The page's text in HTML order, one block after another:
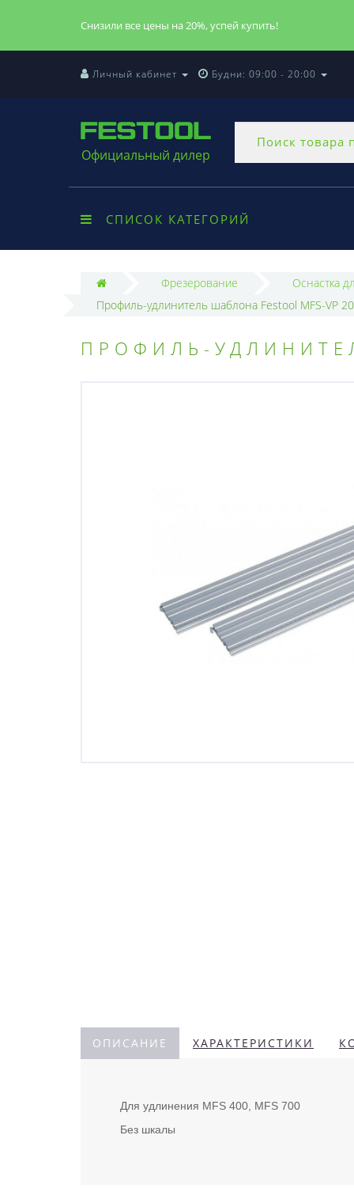
Снизили все цены на 20%, успей купить!
Личный кабинет Будни: 09:00 - 20:00
Официальный дилер
СПИСОК КАТЕГОРИЙ
Фрезерование
Оснастка
Профиль-удлинитель шаблона Festool MFS-VP
ПРОФИЛЬ-
ОПИСАНИЕ ХАРАКТЕРИСТИКИ
Для удлинения MFS 400, MFS 700
Без шкалы